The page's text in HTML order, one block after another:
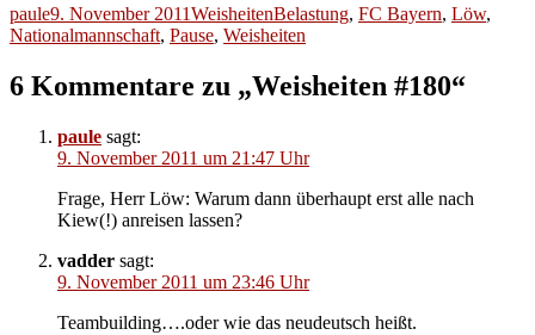
Autor
pauleVeröffentlicht
am
9. November 2011Kategorien
WeisheitenSchlagwörter
Belastung, FC Bayern, Löw,
Nationalmannschaft, Pause, Weisheiten
6 Kommentare zu „Weisheiten #180“
paule sagt:
9. November 2011 um 21:47 Uhr
Frage, Herr Löw: Warum dann überhaupt erst alle nach
Kiew(!) anreisen lassen?
vadder sagt:
9. November 2011 um 23:46 Uhr
Teambuilding….oder wie das neudeutsch heißt.